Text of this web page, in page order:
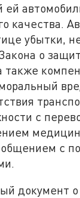
ей
качества.
убытки,
о
также
с
с
документ